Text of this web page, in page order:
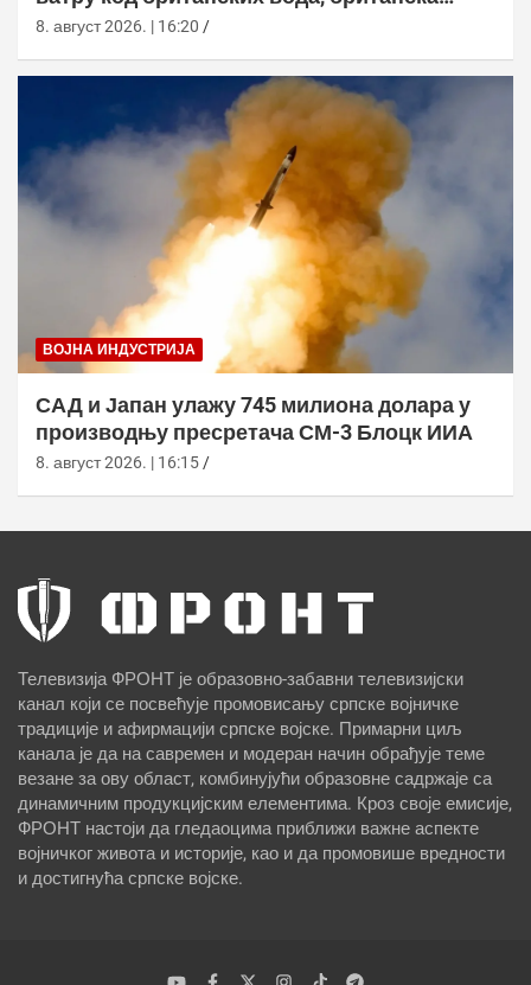
морнарица појачала праћење
8. август 2026. | 16:20
ВОЈНА ИНДУСТРИЈА
САД и Јапан улажу 745 милиона долара у
производњу пресретача СМ-3 Блоцк ИИА
8. август 2026. | 16:15
Телевизија ФРОНТ је образовно-забавни телевизијски
канал који се посвећује промовисању српске војничке
традиције и афирмацији српске војске. Примарни циљ
канала је да на савремен и модеран начин обрађује теме
везане за ову област, комбинујући образовне садржаје са
динамичним продукцијским елементима. Кроз своје емисије,
ФРОНТ настоји да гледаоцима приближи важне аспекте
војничког живота и историје, као и да промовише вредности
и достигнућа српске војске.